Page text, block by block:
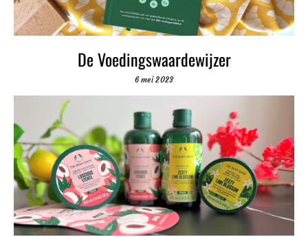
De Voedingswaardewijzer
6 mei 2023